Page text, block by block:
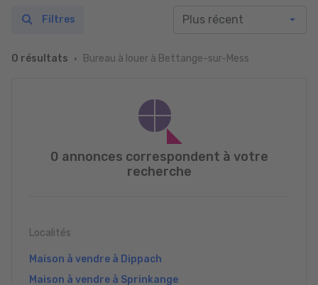
0 résultats Bureau à louer à Bettange-sur-Mess
Filtres
0 annonces correspondent à votre
recherche
Localités
Maison à vendre à Dippach
Maison à vendre à Sprinkange